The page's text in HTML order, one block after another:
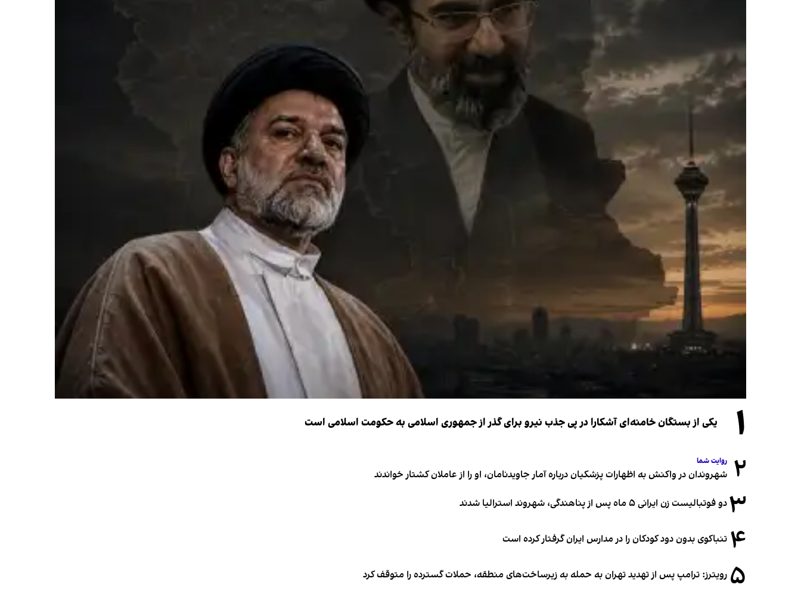
۱ یکی از بستگان خامنه‌ای آشکارا در پی جذب نیرو برای گذر از جمهوری اسلامی به حکومت اسلامی است
۲ روایت شما
شهروندان در واکنش به اظهارات پزشکیان درباره آمار جاویدنامان، او را از عاملان کشتار خواندند
۳دو فوتبالیست زن ایرانی ۵ ماه پس از پناهندگی، شهروند استرالیا شدند
۴ تنباکوی بدون دود کودکان را در مدارس ایران گرفتار کرده است
۵ رویترز: ترامپ پس از تهدید تهران به حمله به زیرساخت‌های منطقه، حملات گسترده را متوقف کرد